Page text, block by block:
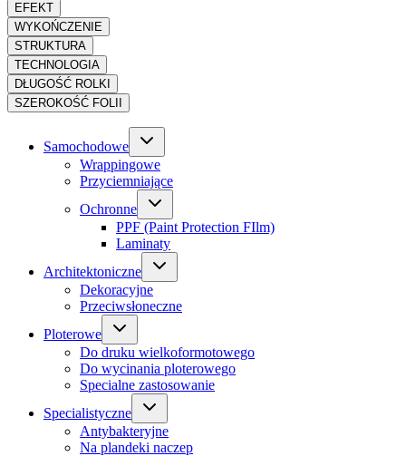
EFEKT
WYKOŃCZENIE
STRUKTURA
TECHNOLOGIA
DŁUGOŚĆ ROLKI
SZEROKOŚĆ FOLII
Samochodowe
Wrappingowe
Przyciemniające
Ochronne
PPF (Paint Protection FIlm)
Laminaty
Architektoniczne
Dekoracyjne
Przeciwsłoneczne
Ploterowe
Do druku wielkoformotowego
Do wycinania ploterowego
Specialne zastosowanie
Specialistyczne
Antybakteryjne
Na plandeki naczep